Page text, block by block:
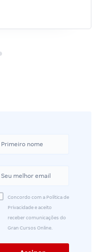
Concordo com a Política de
Privacidade e aceito
receber comunicações do
Gran Cursos Online.